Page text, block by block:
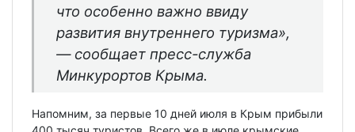
что особенно важно ввиду
развития внутреннего туризма»,
— сообщает пресс-служба
Минкурортов Крыма.
Напомним, за первые 10 дней июля в Крым прибыли